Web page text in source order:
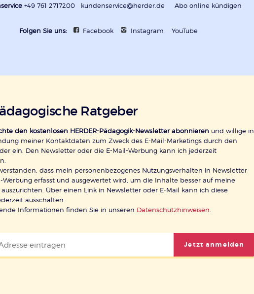
+49 761 2717200 kundenservice@herder.de Abo online kündigen
Folgen Sie uns: Facebook Instagram YouTube
Ratgeber
den kostenlosen HERDER-Pädagogik-Newsletter abonnieren und willige in
meiner Kontaktdaten zum Zweck des E-Mail-Marketings durch den
ein. Den Newsletter oder die E-Mail-Werbung kann ich jederzeit
dass mein personenbezogenes Nutzungsverhalten in Newsletter
Werbung erfasst und ausgewertet wird, um die Inhalte besser auf meine
Über einen Link in Newsletter oder E-Mail kann ich diese
ausschalten.
Informationen finden Sie in unseren Datenschutzhinweisen
Jetzt anmelden